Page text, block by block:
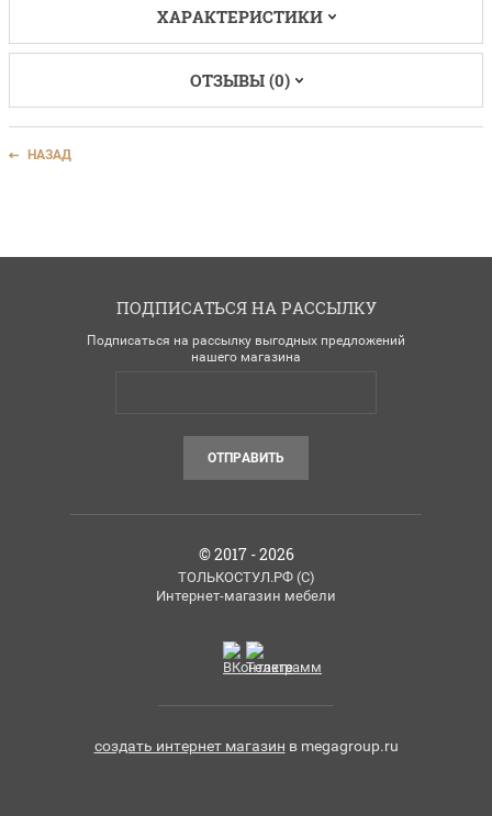
ХАРАКТЕРИСТИКИ
ОТЗЫВЫ (0)
НАЗАД
ПОДПИСАТЬСЯ НА РАССЫЛКУ
Подписаться на рассылку выгодных предложений
нашего магазина
ОТПРАВИТЬ
© 2017 - 2026
ТОЛЬКОСТУЛ.РФ (C)
Интернет-магазин мебели
создать интернет магазин в megagroup.ru